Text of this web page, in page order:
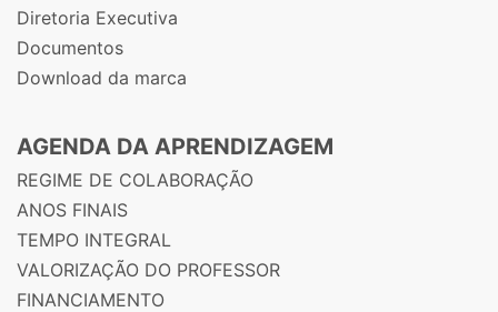
Diretoria Executiva
Documentos
Download da marca
AGENDA DA APRENDIZAGEM
REGIME DE COLABORAÇÃO
ANOS FINAIS
TEMPO INTEGRAL
VALORIZAÇÃO DO PROFESSOR
FINANCIAMENTO